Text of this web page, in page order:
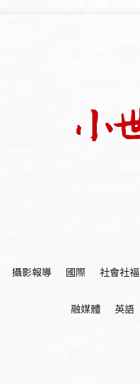
攝影報導 國際 社會社福
融媒體 英語